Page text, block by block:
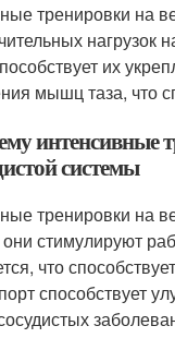
тренировки на
их
мышц таза, что
интенсивные
системы
тренировки на
они стимулируют
что
способствует